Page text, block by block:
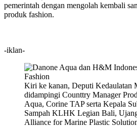
pemerintah dengan mengolah kembali
produk fashion.
-iklan-
Kiri ke kanan, Deputi Kedaulatan
didampingi Counttry Manager
Aqua, Corine TAP serta Kepala
Sampah KLHK Legian Bali,
Alliance for Marine Plastic